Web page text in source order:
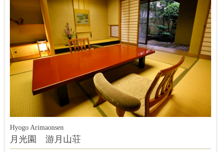
Hyogo Arimaonsen
月光園 游月山荘